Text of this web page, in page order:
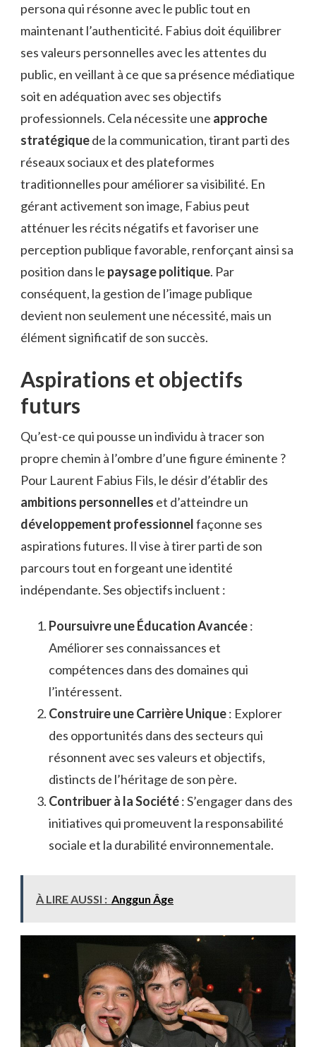
persona qui résonne avec le public tout en
maintenant l’authenticité. Fabius doit équilibrer
ses valeurs personnelles avec les attentes du
public, en veillant à ce que sa présence médiatique
soit en adéquation avec ses objectifs
professionnels. Cela nécessite une approche
stratégiquede la communication, tirant parti des
réseaux sociaux et des plateformes
traditionnelles pour améliorer sa visibilité. En
gérant activement son image, Fabius peut
atténuer les récits négatifs et favoriser une
perception publique favorable, renforçant ainsi sa
position dans le paysage politique. Par
conséquent, la gestion de l’image publique
devient non seulement une nécessité, mais un
élément significatif de son succès.
Aspirations et objectifs
futurs
Qu’est-ce qui pousse un individu à tracer son
propre chemin à l’ombre d’une figure éminente ?
Pour Laurent Fabius Fils, le désir d’établir des
ambitions personnelles et d’atteindre un
développement professionnelfaçonne ses
aspirations futures. Il vise à tirer parti de son
parcours tout en forgeant une identité
indépendante. Ses objectifs incluent :
Poursuivre une Éducation Avancée:
Améliorer ses connaissances et
compétences dans des domaines qui
l’intéressent.
Construire une Carrière Unique: Explorer
des opportunités dans des secteurs qui
résonnent avec ses valeurs et objectifs,
distincts de l’héritage de son père.
Contribuer à la Société: S’engager dans des
initiatives qui promeuvent la responsabilité
sociale et la durabilité environnementale.
À LIRE AUSSI : Anggun Âge